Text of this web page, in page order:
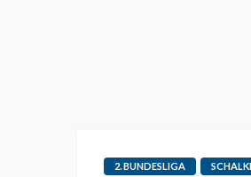
2. BUNDESLIGA